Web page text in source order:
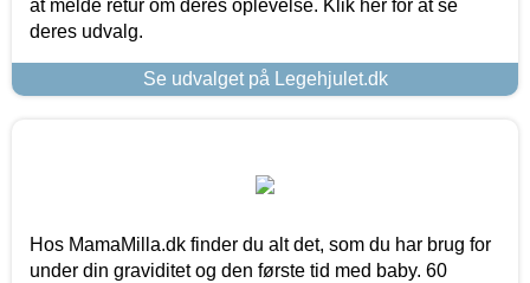
at melde retur om deres oplevelse. Klik her for at se
deres udvalg.
Se udvalget på Legehjulet.dk
Hos MamaMilla.dk finder du alt det, som du har brug for
under din graviditet og den første tid med baby. 60